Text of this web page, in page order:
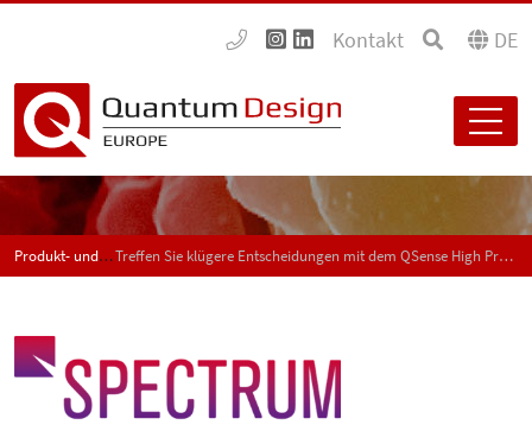
Kontakt DE
Produkt- und Anwendungsneuigkeiten - SPECTRUM Treffen Sie klügere Entscheidungen mit dem QSense High Pressure-System